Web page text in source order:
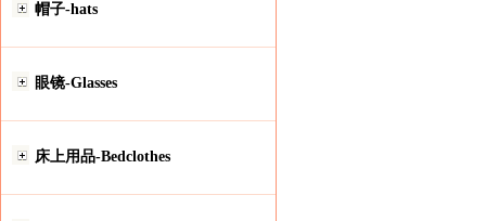
帽子-hats
眼镜-Glasses
床上用品-Bedclothes